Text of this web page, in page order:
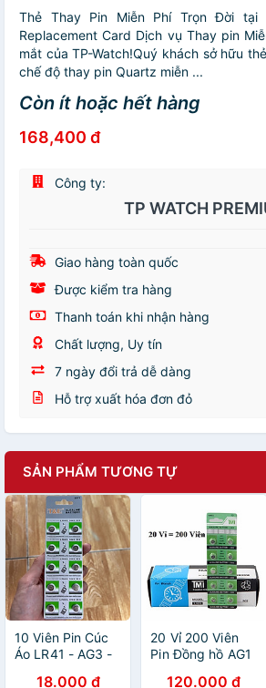
Thẻ Thay Pin Miễn Phí Trọn Đời tại
Replacement Card Dịch vụ Thay pin
mắt của TP-Watch!Quý khách sở hữu
chế độ thay pin Quartz miễn ...
Còn ít hoặc hết hàng
168,400 đ
Công ty:
TP WATCH
Giao hàng toàn quốc
Được kiểm tra hàng
Thanh toán khi nhận hàng
Chất lượng, Uy tín
7 ngày đổi trả dễ dàng
Hỗ trợ xuất hóa đơn đỏ
SẢN PHẨM TƯƠNG TỰ
10 Viên Pin Cúc
Áo LR41 - AG3 -
18.000 đ
20 Vỉ 200 Viên
Pin Đồng hồ AG1
120.000 đ